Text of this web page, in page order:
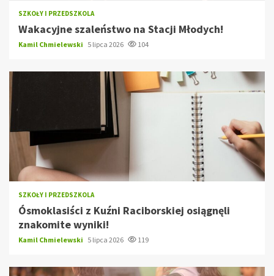
SZKOŁY I PRZEDSZKOLA
Wakacyjne szaleństwo na Stacji Młodych!
Kamil Chmielewski 5 lipca 2026 104
SZKOŁY I PRZEDSZKOLA
Ósmoklasiści z Kuźni Raciborskiej osiągnęli
znakomite wyniki!
Kamil Chmielewski 5 lipca 2026 119